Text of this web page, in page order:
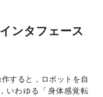
ンタフェース
すると，ロボットを自
いわゆる「身体感覚転